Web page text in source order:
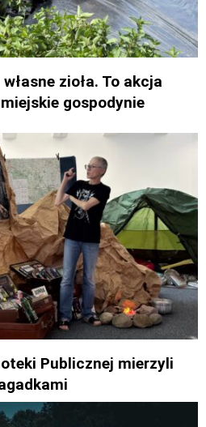
zioła. To akcja
gospodynie
Publicznej mierzyli